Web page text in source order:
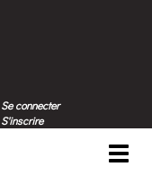
Se connecter
S'inscrire